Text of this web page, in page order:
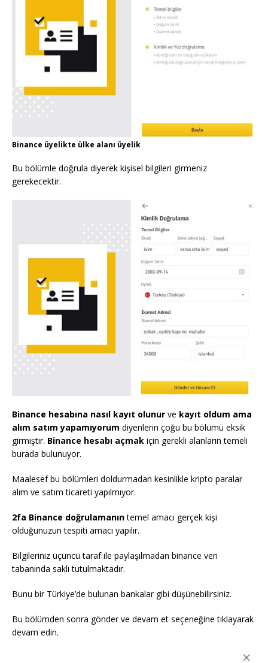
Binance üyelikte ülke alanı üyelik
Bu bölümle doğrula diyerek kişisel bilgileri girmeniz
gerekecektir.
Binance hesabına nasıl kayıt olunur ve kayıt oldum ama
alım satım yapamıyorum diyenlerin çoğu bu bölümü eksik
girmiştir. Binance hesabı açmak için gerekli alanların temeli
burada bulunuyor.
Maalesef bu bölümleri doldurmadan kesinlikle kripto paralar
alım ve satım ticareti yapılmıyor.
2fa Binance doğrulamanıntemel amacı gerçek kişi
olduğunuzun tespiti amacı yapılır.
Bilgileriniz üçüncü taraf ile paylaşılmadan binance veri
tabanında saklı tutulmaktadır.
Bunu bir Türkiye’de bulunan bankalar gibi düşünebilirsiniz.
Bu bölümden sonra gönder ve devam et seçeneğine tıklayarak
devam edin.